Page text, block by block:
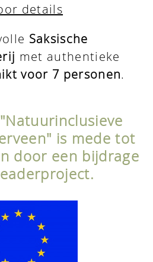
details
Saksische
met authentieke
voor 7 personen.
is mede tot
door een bijdrage